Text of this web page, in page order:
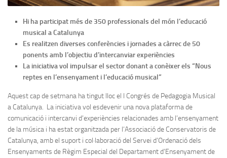
Hi ha participat més de 350 professionals del món l’educació
musical a Catalunya
Es realitzen diverses conferències i jornades a càrrec de 50
ponents amb l’objectiu d’intercanviar experiències
La iniciativa vol impulsar el sector donant a conèixer els “Nous
reptes en l’ensenyament i l’educació musical”
Aquest cap de setmana ha tingut lloc el I Congrés de Pedagogia Musical
a Catalunya. La iniciativa vol esdevenir una nova plataforma de
comunicació i intercanvi d’experiències relacionades amb l’ensenyament
de la música i ha estat organitzada per l’Associació de Conservatoris de
Catalunya, amb el suport i col·laboració del Servei d’Ordenació dels
Ensenyaments de Règim Especial del Departament d’Ensenyament de